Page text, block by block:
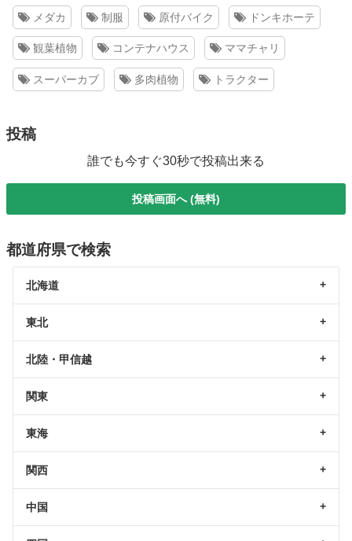
メダカ 制服 原付バイク ドンキホーテ
観葉植物 コンテナハウス ママチャリ
スーパーカブ 多肉植物 トラクター
投稿
誰でも今すぐ30秒で投稿出来る
投稿画面へ (無料)
都道府県で検索
北海道
東北
北陸・甲信越
関東
東海
関西
中国